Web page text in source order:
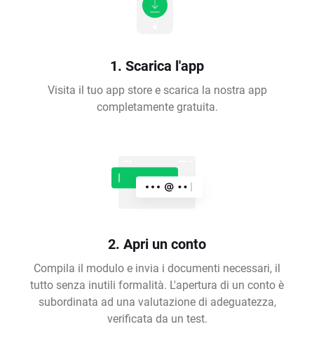
1. Scarica l'app
Visita il tuo app store e scarica la nostra app
completamente gratuita.
2. Apri un conto
Compila il modulo e invia i documenti necessari, il
tutto senza inutili formalità. L'apertura di un conto è
subordinata ad una valutazione di adeguatezza,
verificata da un test.